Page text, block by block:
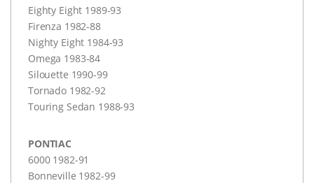
Eighty Eight 1989-93
Firenza 1982-88
Nighty Eight 1984-93
Omega 1983-84
Silouette 1990-99
Tornado 1982-92
Touring Sedan 1988-93
PONTIAC
6000 1982-91
Bonneville 1982-99